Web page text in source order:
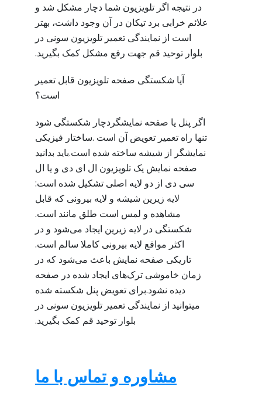
در نتیجه اگر تلویزیون شما دچار مشکل شد و
علائم خرابی برد تیکان در آن وجود داشت، بهتر
است از نمایندگی تعمیر تلویزیون سونی در
بلوار توحید قم جهت رفع مشکل کمک بگیرید.
آیا شکستگی صفحه تلویزیون قابل تعمیر
است؟
اگر پنل یا صفحه نمایشگردچار شکستگی شود
تنها راه تعمیر تعویض آن است .ساختار فیزیکی
نمایشگر از شیشه ساخته شده است.باید بدانید
صفحه نمایش یک تلویزیون ال ای دی و یا ال
سی دی از دو لایه اصلی تشکیل شده است:
لایه زیرین شیشه و لایه بیرونی که قابل
مشاهده و لمس است طلق مانند است.
شکستگی در لایه زیرین ایجاد می‌شود و در
اکثر مواقع لایه بیرونی کاملا سالم است.
تاریکی صفحه نمایش باعث می‌شود که در
زمان خاموشی ترک‌های ایجاد شده در صفحه
دیده نشود.برای تعویض پنل شکسته شده
میتوانید از نمایندگی تعمیر تلویزیون سونی در
بلوار توحید قم کمک بگیرید.
مشاوره و تماس با ما